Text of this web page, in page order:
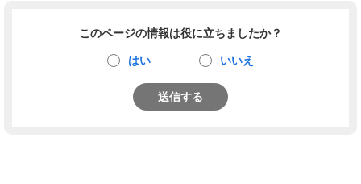
このページの情報は役に立ちましたか？
はい いいえ
送信する